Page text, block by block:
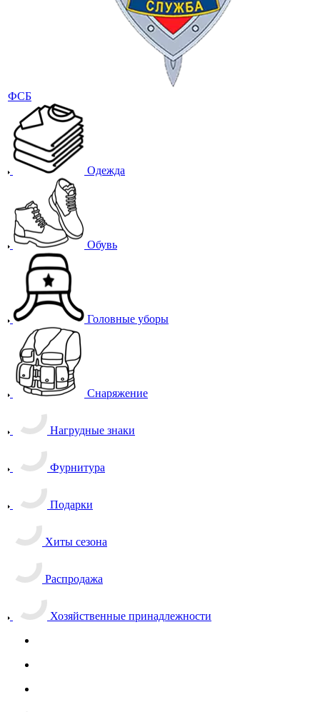
Обувь
Головные уборы
Снаряжение
Нагрудные знаки